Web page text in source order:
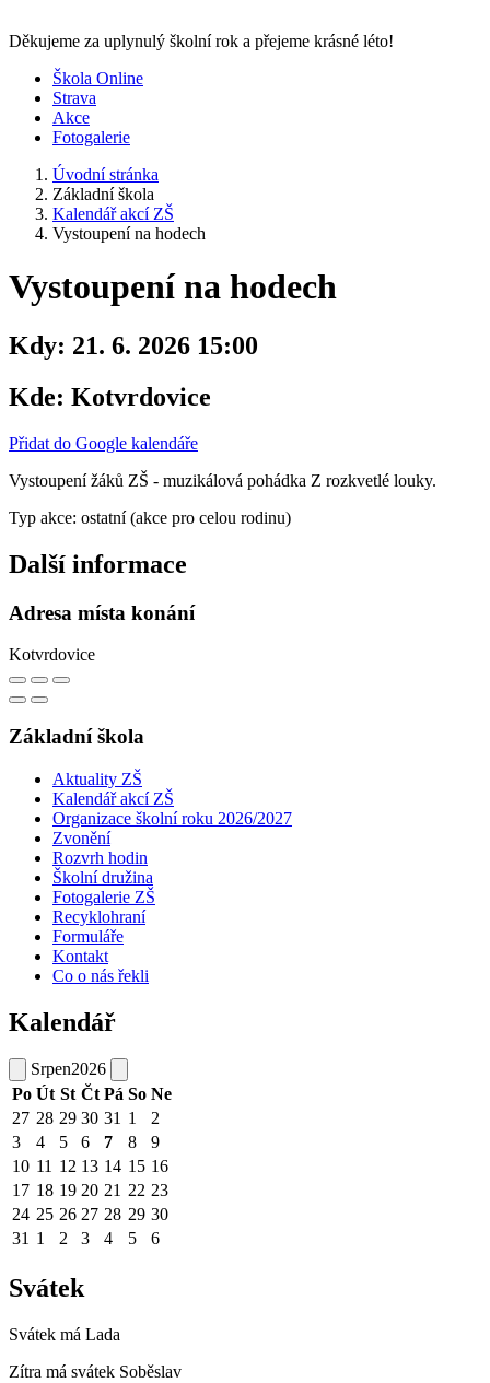
Děkujeme za uplynulý školní rok a přejeme krásné léto!
Škola Online
Strava
Akce
Fotogalerie
Úvodní stránka
Základní škola
Kalendář akcí ZŠ
Vystoupení na hodech
Vystoupení na hodech
Kdy: 21. 6. 2026 15:00
Kde: Kotvrdovice
Přidat do Google kalendáře
Vystoupení žáků ZŠ - muzikálová pohádka Z rozkvetlé louky.
Typ akce: ostatní (akce pro celou rodinu)
Další informace
Adresa místa konání
Kotvrdovice
Základní škola
Aktuality ZŠ
Kalendář akcí ZŠ
Organizace školní roku 2026/2027
Zvonění
Rozvrh hodin
Školní družina
Fotogalerie ZŠ
Recyklohraní
Formuláře
Kontakt
Co o nás řekli
Kalendář
Srpen2026
Po Út St Čt Pá So Ne
27 28 29 30 31 1
2
3
4 5 6 7 8
9
10 11 12 13 14 15 16
17 18 19 20 21 22 23
24 25 26 27 28 29 30
31 1 2 3 4 5 6
Svátek
Svátek má Lada
Zítra má svátek Soběslav